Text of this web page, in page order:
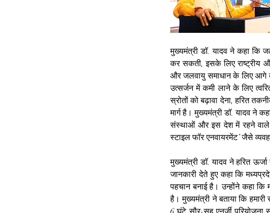
मुख्यमंत्री डॉ. यादव ने कहा कि
कर सकती, इसके लिए राष्ट्रीय
और जलवायु समाधान के लिए आगे
उत्सर्जन में कमी लाने के लिए
स्रोतों को बढ़ावा देना, हरित
मार्ग है। मुख्यमंत्री डॉ. यादव ने
संस्थाओं और इस देश में रहने वाले
स्टाइल फॉर एनवायरमेंट’ जैसे
मुख्यमंत्री डॉ. यादव ने हरित
जानकारी देते हुए कहा कि
पहचान बनाई है। उन्होंने कहा
है। मुख्यमंत्री ने बताया कि